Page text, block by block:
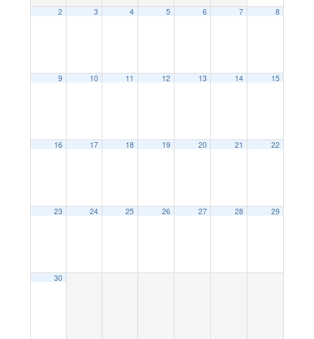
2 3 4 5 6 7 8
9 10 11 12 13 14 15
16 17 18 19 20 21 22
23 24 25 26 27 28 29
30